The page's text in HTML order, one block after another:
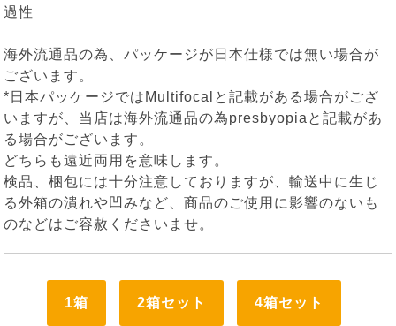
過性
海外流通品の為、パッケージが日本仕様では無い場合が
ございます。
*日本パッケージではMultifocalと記載がある場合がござ
いますが、当店は海外流通品の為presbyopiaと記載があ
る場合がございます。
どちらも遠近両用を意味します。
検品、梱包には十分注意しておりますが、輸送中に生じ
る外箱の潰れや凹みなど、商品のご使用に影響のないも
のなどはご容赦くださいませ。
1箱 2箱セット 4箱セット